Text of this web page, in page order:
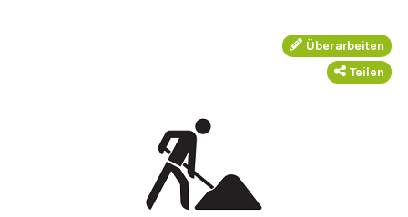
Überarbeiten
Teilen